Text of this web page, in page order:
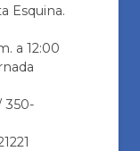
Esquina.
a 12:00
350-